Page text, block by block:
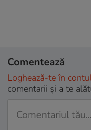
Comentează
Loghează-te în
comentarii și a te